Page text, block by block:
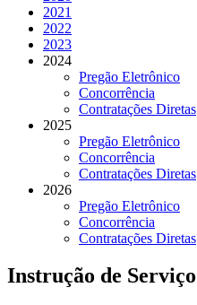
2021
2022
2023
2024
Pregão Eletrônico
Concorrência
Contratações Diretas
2025
Pregão Eletrônico
Concorrência
Contratações Diretas
2026
Pregão Eletrônico
Concorrência
Contratações Diretas
Instrução de Serviço